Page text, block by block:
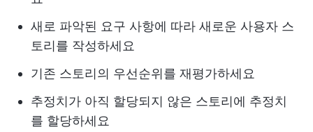
새로 파악된 요구 사항에 따라 새로운 사용자 스
토리를 작성하세요
기존 스토리의 우선순위를 재평가하세요
추정치가 아직 할당되지 않은 스토리에 추정치
를 할당하세요